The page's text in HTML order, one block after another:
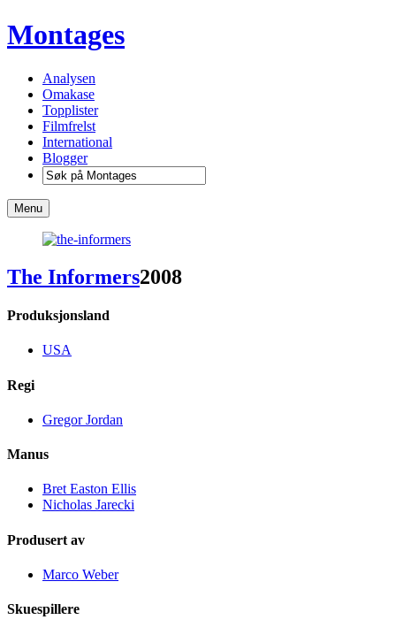
Montages
Analysen
Omakase
Topplister
Filmfrelst
International
Blogger
Menu
The Informers2008
Produksjonsland
USA
Regi
Gregor Jordan
Manus
Bret Easton Ellis
Nicholas Jarecki
Produsert av
Marco Weber
Skuespillere